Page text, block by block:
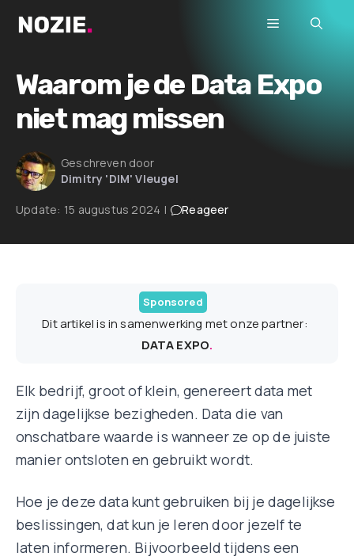
naar
inhoud
Menu
Waarom je de Data Expo
niet mag missen
Geschreven door
Dimitry 'DIM' Vleugel
Update: 15 augustus 2024 | Reageer
Sponsored
Dit artikel is in samenwerking met onze partner:
DATA EXPO.
Elk bedrijf, groot of klein, genereert data met
zijn dagelijkse bezigheden. Data die van
onschatbare waarde is wanneer ze op de juiste
manier ontsloten en gebruikt wordt.
Hoe je deze data kunt gebruiken bij je dagelijkse
beslissingen, dat kun je leren door jezelf te
laten informeren. Bijvoorbeeld tijdens een